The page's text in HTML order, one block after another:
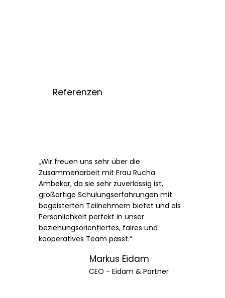
Referenzen
„Wir freuen uns sehr über die
Zusammenarbeit mit Frau Rucha
Ambekar, da sie sehr zuverlässig ist,
großartige Schulungserfahrungen mit
begeisterten Teilnehmern bietet und als
Persönlichkeit perfekt in unser
beziehungsorientiertes, faires und
kooperatives Team passt.“
Markus Eidam
CEO - Eidam & Partner